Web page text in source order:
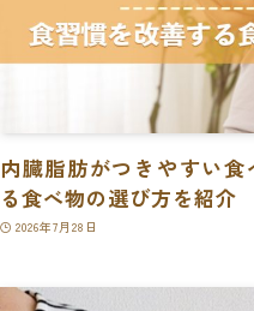
内臓脂肪がつきやすい
る食べ物の選び方を紹介
2026年7月28日